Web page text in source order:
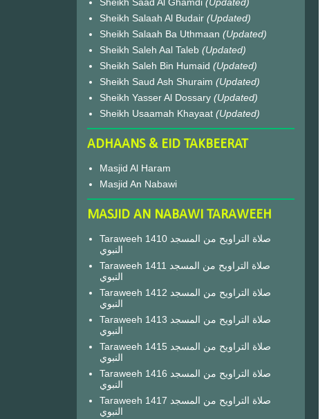
Sheikh Salaah Al Budair (Updated)
Sheikh Salaah Ba Uthmaan (Updated)
Sheikh Saleh Aal Taleb (Updated)
Sheikh Saleh Bin Humaid (Updated)
Sheikh Saud Ash Shuraim (Updated)
Sheikh Yasser Al Dossary (Updated)
Sheikh Usaamah Khayaat (Updated)
ADHAANS & EID TAKBEERAT
Masjid Al Haram
Masjid An Nabawi
MASJID AN NABAWI TARAWEEH
Taraweeh 1410 صلاة التراويح من المسجد
النبوي
Taraweeh 1411 صلاة التراويح من المسجد
النبوي
Taraweeh 1412 صلاة التراويح من المسجد
النبوي
Taraweeh 1413 صلاة التراويح من المسجد
النبوي
Taraweeh 1415 صلاة التراويح من المسجد
النبوي
Taraweeh 1416 صلاة التراويح من المسجد
النبوي
Taraweeh 1417 صلاة التراويح من المسجد
النبوي